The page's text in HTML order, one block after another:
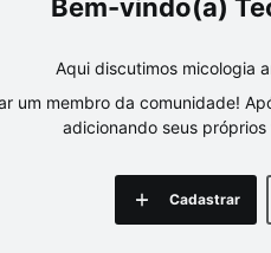
Aqui discutimos micologia
um membro da comunidade!
adicionando seus
Cadastrar